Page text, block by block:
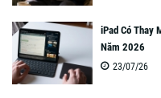
iPad Có Thay
Năm 2026
23/07/26